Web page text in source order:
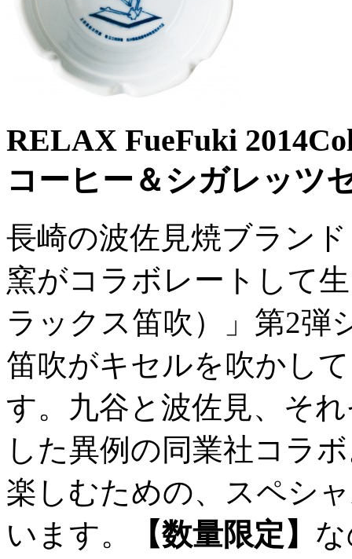
RELAX FueFuki
コーヒー＆シガレッツ
長崎の波佐見焼ブラン
窯がコラボレートして
ラックス笛吹）」第2弾
笛吹がキセルを吹かし
す。九谷と波佐見、そ
した異例の同業社コラ
楽しむための、スペシ
います。
【数量限定】